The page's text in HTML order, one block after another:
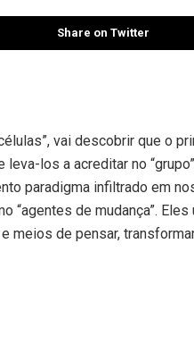
Share on Twitter
vai descobrir que o
los a acreditar no
paradigma infiltrado em
“agentes de mudança”. Eles
meios de pensar,